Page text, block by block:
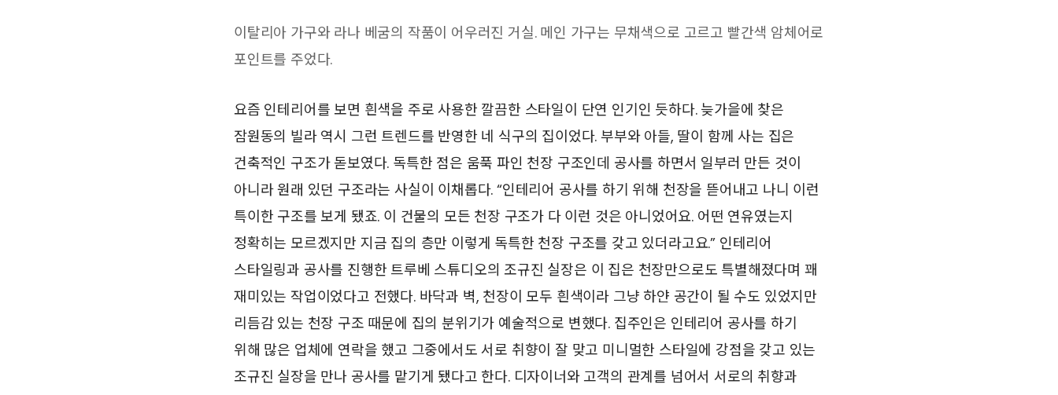
이탈리아 가구와 라나 베굼의 작품이 어우러진 거실. 메인 가구는 무채색으로 고르고 빨간색 암체어로
포인트를 주었다.
요즘 인테리어를 보면 흰색을 주로 사용한 깔끔한 스타일이 단연 인기인 듯하다. 늦가을에 찾은
잠원동의 빌라 역시 그런 트렌드를 반영한 네 식구의 집이었다. 부부와 아들, 딸이 함께 사는 집은
건축적인 구조가 돋보였다. 독특한 점은 움푹 파인 천장 구조인데 공사를 하면서 일부러 만든 것이
아니라 원래 있던 구조라는 사실이 이채롭다. “인테리어 공사를 하기 위해 천장을 뜯어내고 나니 이런
특이한 구조를 보게 됐죠. 이 건물의 모든 천장 구조가 다 이런 것은 아니었어요. 어떤 연유였는지
정확히는 모르겠지만 지금 집의 층만 이렇게 독특한 천장 구조를 갖고 있더라고요.” 인테리어
스타일링과 공사를 진행한 트루베 스튜디오의 조규진 실장은 이 집은 천장만으로도 특별해졌다며 꽤
재미있는 작업이었다고 전했다. 바닥과 벽, 천장이 모두 흰색이라 그냥 하얀 공간이 될 수도 있었지만
리듬감 있는 천장 구조 때문에 집의 분위기가 예술적으로 변했다. 집주인은 인테리어 공사를 하기
위해 많은 업체에 연락을 했고 그중에서도 서로 취향이 잘 맞고 미니멀한 스타일에 강점을 갖고 있는
조규진 실장을 만나 공사를 맡기게 됐다고 한다. 디자이너와 고객의 관계를 넘어서 서로의 취향과